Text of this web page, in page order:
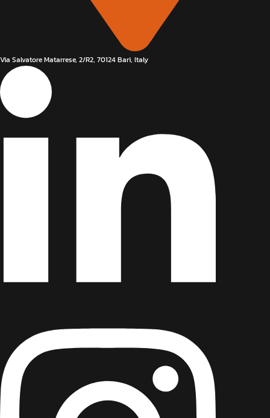
Via Salvatore Matarrese, 2/R2, 70124 Bari, Italy